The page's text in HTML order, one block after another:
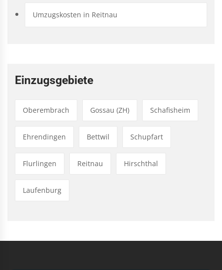
Umzugskosten in Reitnau
Einzugsgebiete
Oberembrach Gossau (ZH) Schafisheim
Ehrendingen Bettwil Schupfart
Flurlingen Reitnau Hirschthal
Laufenburg